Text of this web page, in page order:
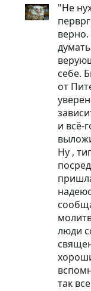
"Не
себе.
от
и всё-
Ну ,
люди
так